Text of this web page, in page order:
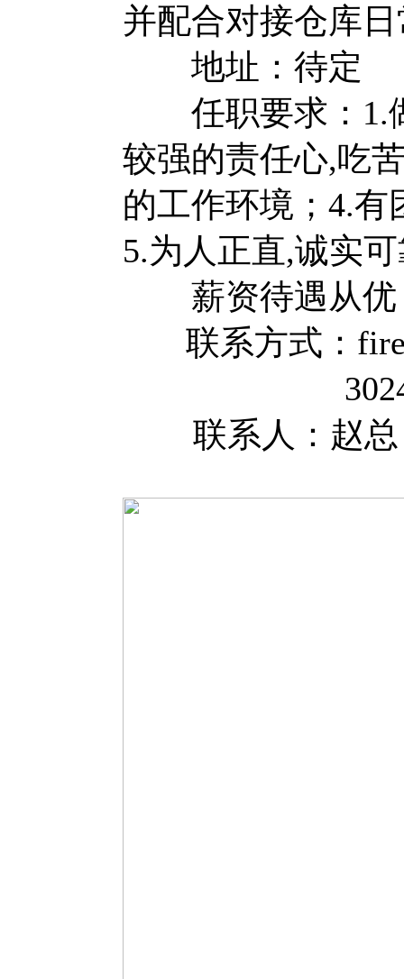
并配合对接仓库
地址：待定
任职要求：1.
较强的责任心,吃
的工作环境；4.
5.为人正直,诚实
薪资待遇从优
联系方式：
联系人：赵总